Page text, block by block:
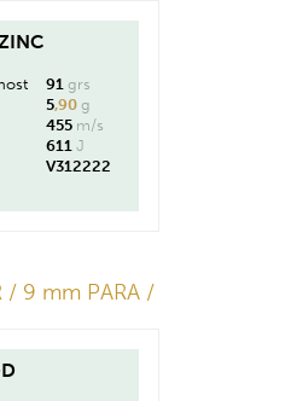
91 grs
5,90 g
455 m/s
611 J
V312222
/ 9 mm PARA /